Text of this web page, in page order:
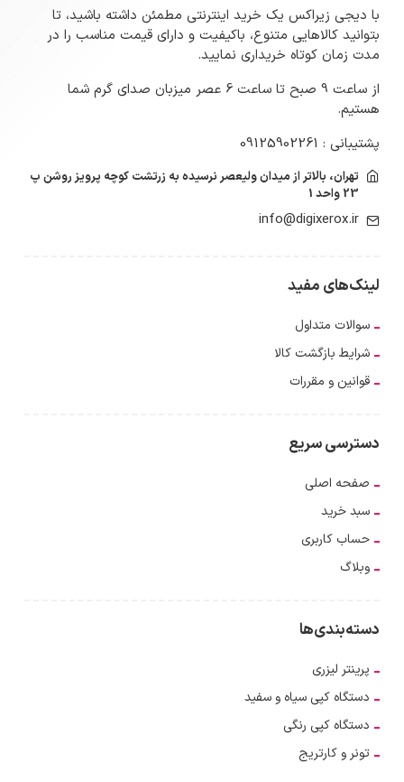
با دیجی زیراکس یک خرید اینترنتی مطمئن داشته باشید، تا
بتوانید کالاهایی متنوع، باکیفیت و دارای قیمت مناسب را در
مدت زمان کوتاه خریداری نمایید.
از ساعت 9 صبح تا ساعت 6 عصر میزبان صدای گرم شما
هستیم.
پشتیبانی : 09125902261
تهران، بالاتر از میدان ولیعصر نرسیده به زرتشت کوچه پرویز روشن پ
23 واحد 1
info@digixerox.ir
لینک‌های مفید
سوالات متداول
شرایط بازگشت کالا
قوانین و مقررات
دسترسی سریع
صفحه اصلی
سبد خرید
حساب کاربری
وبلاگ
دسته‌بندی‌ها
پرینتر لیزری
دستگاه کپی سیاه و سفید
دستگاه کپی رنگی
تونر و کارتریج